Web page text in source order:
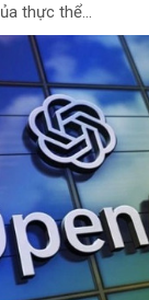
thực thể...